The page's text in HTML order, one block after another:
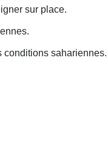
sur place.
conditions sahariennes.